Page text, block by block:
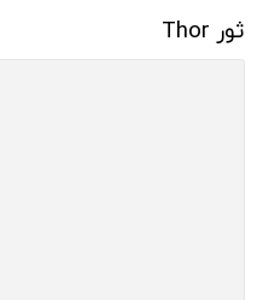
ثور Thor